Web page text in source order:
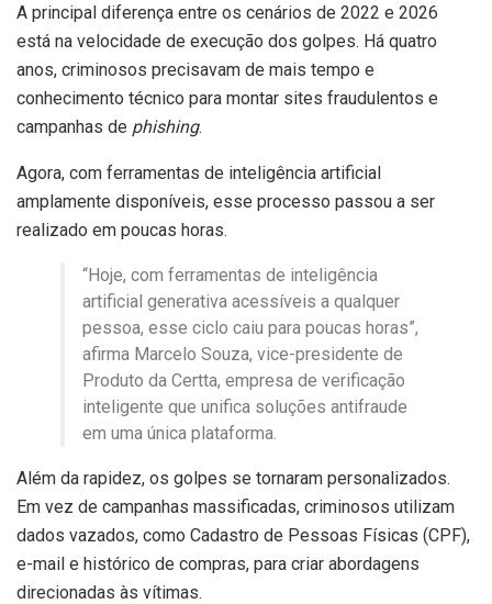
A principal diferença entre os cenários de 2022 e 2026
está na velocidade de execução dos golpes. Há quatro
anos, criminosos precisavam de mais tempo e
conhecimento técnico para montar sites fraudulentos e
campanhas de phishing.
Agora, com ferramentas de inteligência artificial
amplamente disponíveis, esse processo passou a ser
realizado em poucas horas.
“Hoje, com ferramentas de inteligência
artificial generativa acessíveis a qualquer
pessoa, esse ciclo caiu para poucas horas”,
afirma Marcelo Souza, vice-presidente de
Produto da Certta, empresa de verificação
inteligente que unifica soluções antifraude
em uma única plataforma.
Além da rapidez, os golpes se tornaram personalizados.
Em vez de campanhas massificadas, criminosos utilizam
dados vazados, como Cadastro de Pessoas Físicas (CPF),
e-mail e histórico de compras, para criar abordagens
direcionadas às vítimas.